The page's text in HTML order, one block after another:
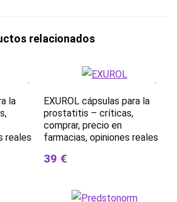
relacionados
la
reales
EXUROL cápsulas para la
prostatitis – críticas,
comprar, precio en
farmacias, opiniones reales
39 €